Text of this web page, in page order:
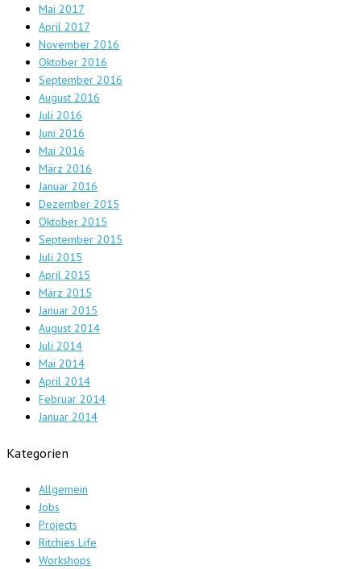
Mai 2017
April 2017
November 2016
Oktober 2016
September 2016
August 2016
Juli 2016
Juni 2016
Mai 2016
März 2016
Januar 2016
Dezember 2015
Oktober 2015
September 2015
Juli 2015
April 2015
März 2015
Januar 2015
August 2014
Juli 2014
Mai 2014
April 2014
Februar 2014
Januar 2014
Kategorien
Allgemein
Jobs
Projects
Ritchies Life
Workshops